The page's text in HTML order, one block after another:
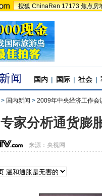
搜狐 ChinaRen 17173 焦点房
国内 | 国际 | 社会 |
> 国内新闻 > 2009年中央经济工作会
专家分析通货膨
来源： 央视网